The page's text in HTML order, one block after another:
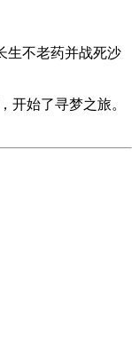
生不老药并战死沙
开始了寻梦之旅。